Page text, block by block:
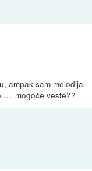
ampak sam melodija
.... mogoče veste??